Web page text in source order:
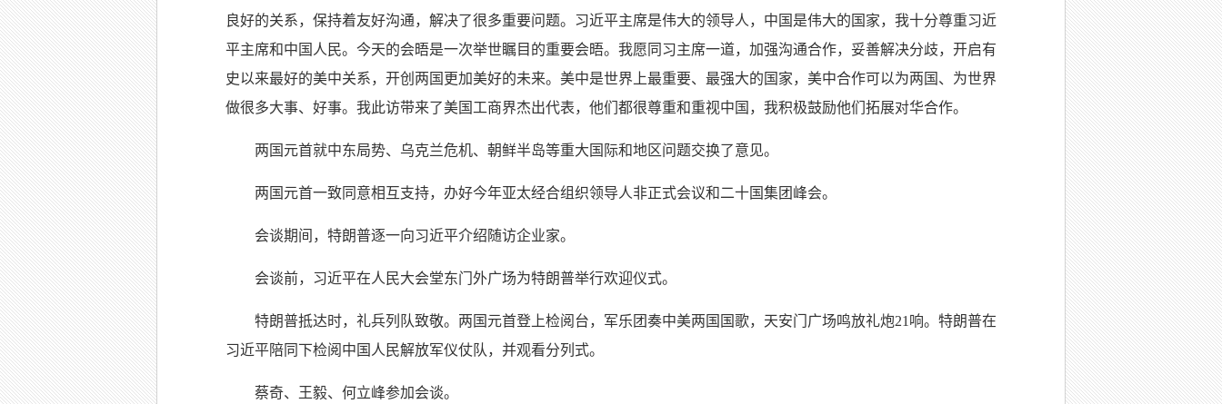
良好的关系，保持着友好沟通，解决了很多重要问题。习近平主席是伟大的领导人，中国是伟大的国家，我十分尊重习近
平主席和中国人民。今天的会晤是一次举世瞩目的重要会晤。我愿同习主席一道，加强沟通合作，妥善解决分歧，开启有
史以来最好的美中关系，开创两国更加美好的未来。美中是世界上最重要、最强大的国家，美中合作可以为两国、为世界
做很多大事、好事。我此访带来了美国工商界杰出代表，他们都很尊重和重视中国，我积极鼓励他们拓展对华合作。
两国元首就中东局势、乌克兰危机、朝鲜半岛等重大国际和地区问题交换了意见。
两国元首一致同意相互支持，办好今年亚太经合组织领导人非正式会议和二十国集团峰会。
会谈期间，特朗普逐一向习近平介绍随访企业家。
会谈前，习近平在人民大会堂东门外广场为特朗普举行欢迎仪式。
特朗普抵达时，礼兵列队致敬。两国元首登上检阅台，军乐团奏中美两国国歌，天安门广场鸣放礼炮21响。特朗普在
习近平陪同下检阅中国人民解放军仪仗队，并观看分列式。
蔡奇、王毅、何立峰参加会谈。